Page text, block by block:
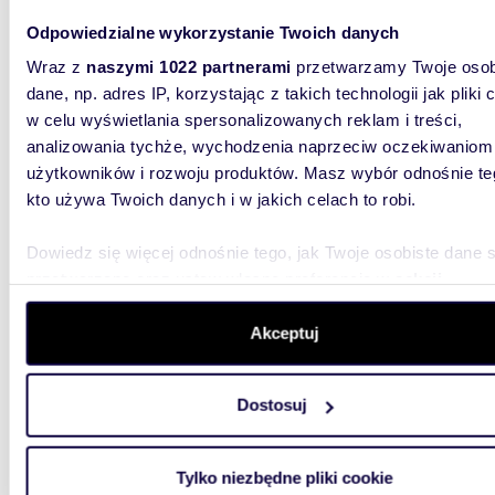
Odpowiedzialne wykorzystanie Twoich danych
Wraz z naszymi 1022 partnerami przetwarzamy Twoje
dane, np. adres IP, korzystając z takich technologii jak pliki
w celu wyświetlania spersonalizowanych reklam i treści,
analizowania tychże, wychodzenia naprzeciw oczekiwaniom
użytkowników i rozwoju produktów. Masz wybór odnośnie
kto używa Twoich danych i w jakich celach to robi.
Dowiedz się więcej odnośnie tego, jak Twoje osobiste dane
szczegółów. W Deklaracji plików cookie możesz zmienić
wycofać swoją zgodę w dowolnej chwili.
aby oferować funkcje społecznościowe i analizować ruch w
witrynie. Informacje o tym, jak korzystasz z naszej witryny,
analitycznym. Partnerzy mogą połączyć te informacje z
Akceptuj
Dostosuj
Tylko niezbędne pliki cookie
Na wynajem przestronne mieszkanie 76 m² z
5
76 m²
57,84